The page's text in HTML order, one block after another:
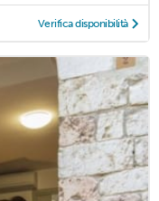
Verifica disponibilità